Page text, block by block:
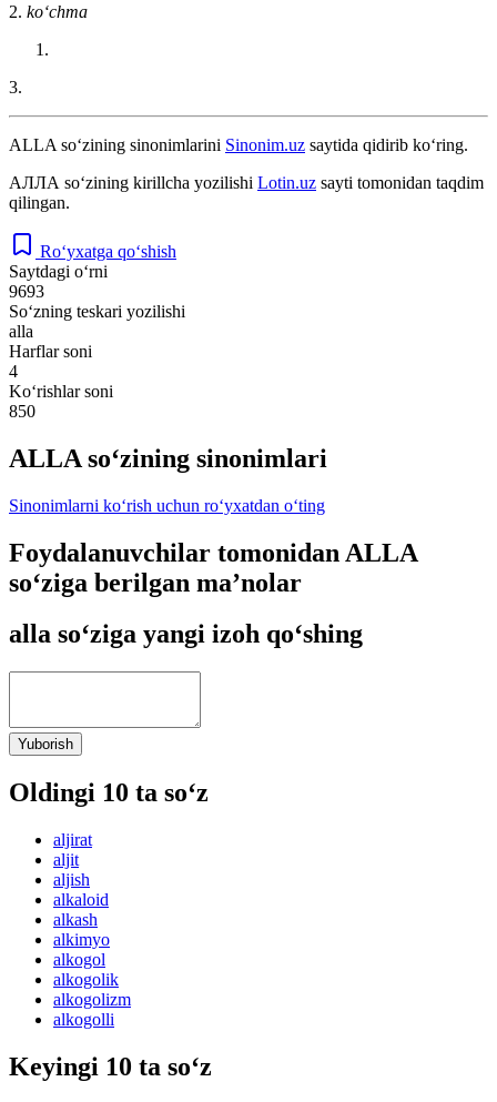
2. koʻchma
3.
ALLA so‘zining sinonimlarini Sinonim.uz saytida qidirib ko‘ring.
АЛЛА so‘zining kirillcha yozilishi Lotin.uz sayti tomonidan taqdim
qilingan.
Ro‘yxatga qo‘shish
Saytdagi o‘rni
9693
So‘zning teskari yozilishi
alla
Harflar soni
4
Ko‘rishlar soni
850
ALLA so‘zining sinonimlari
Sinonimlarni ko‘rish uchun ro‘yxatdan o‘ting
Foydalanuvchilar tomonidan ALLA
so‘ziga berilgan ma’nolar
alla so‘ziga yangi izoh qo‘shing
Yuborish
Oldingi 10 ta so‘z
aljirat
aljit
aljish
alkaloid
alkash
alkimyo
alkogol
alkogolik
alkogolizm
alkogolli
Keyingi 10 ta so‘z